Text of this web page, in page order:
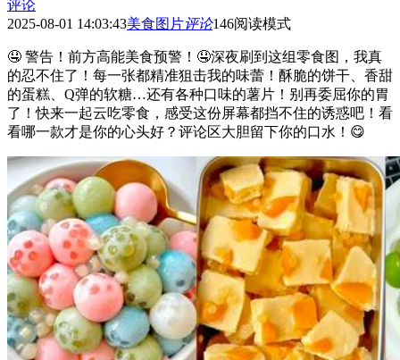
评论
2025-08-01 14:03:43美食图片评论146阅读模式
🤤 警告！前方高能美食预警！🤤深夜刷到这组零食图，我真
的忍不住了！每一张都精准狙击我的味蕾！酥脆的饼干、香甜
的蛋糕、Q弹的软糖…还有各种口味的薯片！别再委屈你的胃
了！快来一起云吃零食，感受这份屏幕都挡不住的诱惑吧！看
看哪一款才是你的心头好？评论区大胆留下你的口水！😋